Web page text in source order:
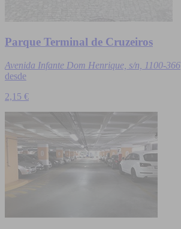
Parque Terminal de Cruzeiros
Avenida Infante Dom Henrique, s/n, 1100-366
desde
2,15 €